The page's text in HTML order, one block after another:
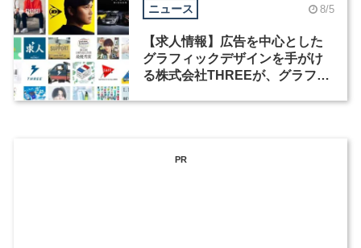
ニュース 8/5
【求人情報】広告を中心とした
グラフィックデザインを手がけ
る株式会社THREEが、グラフィ
PR